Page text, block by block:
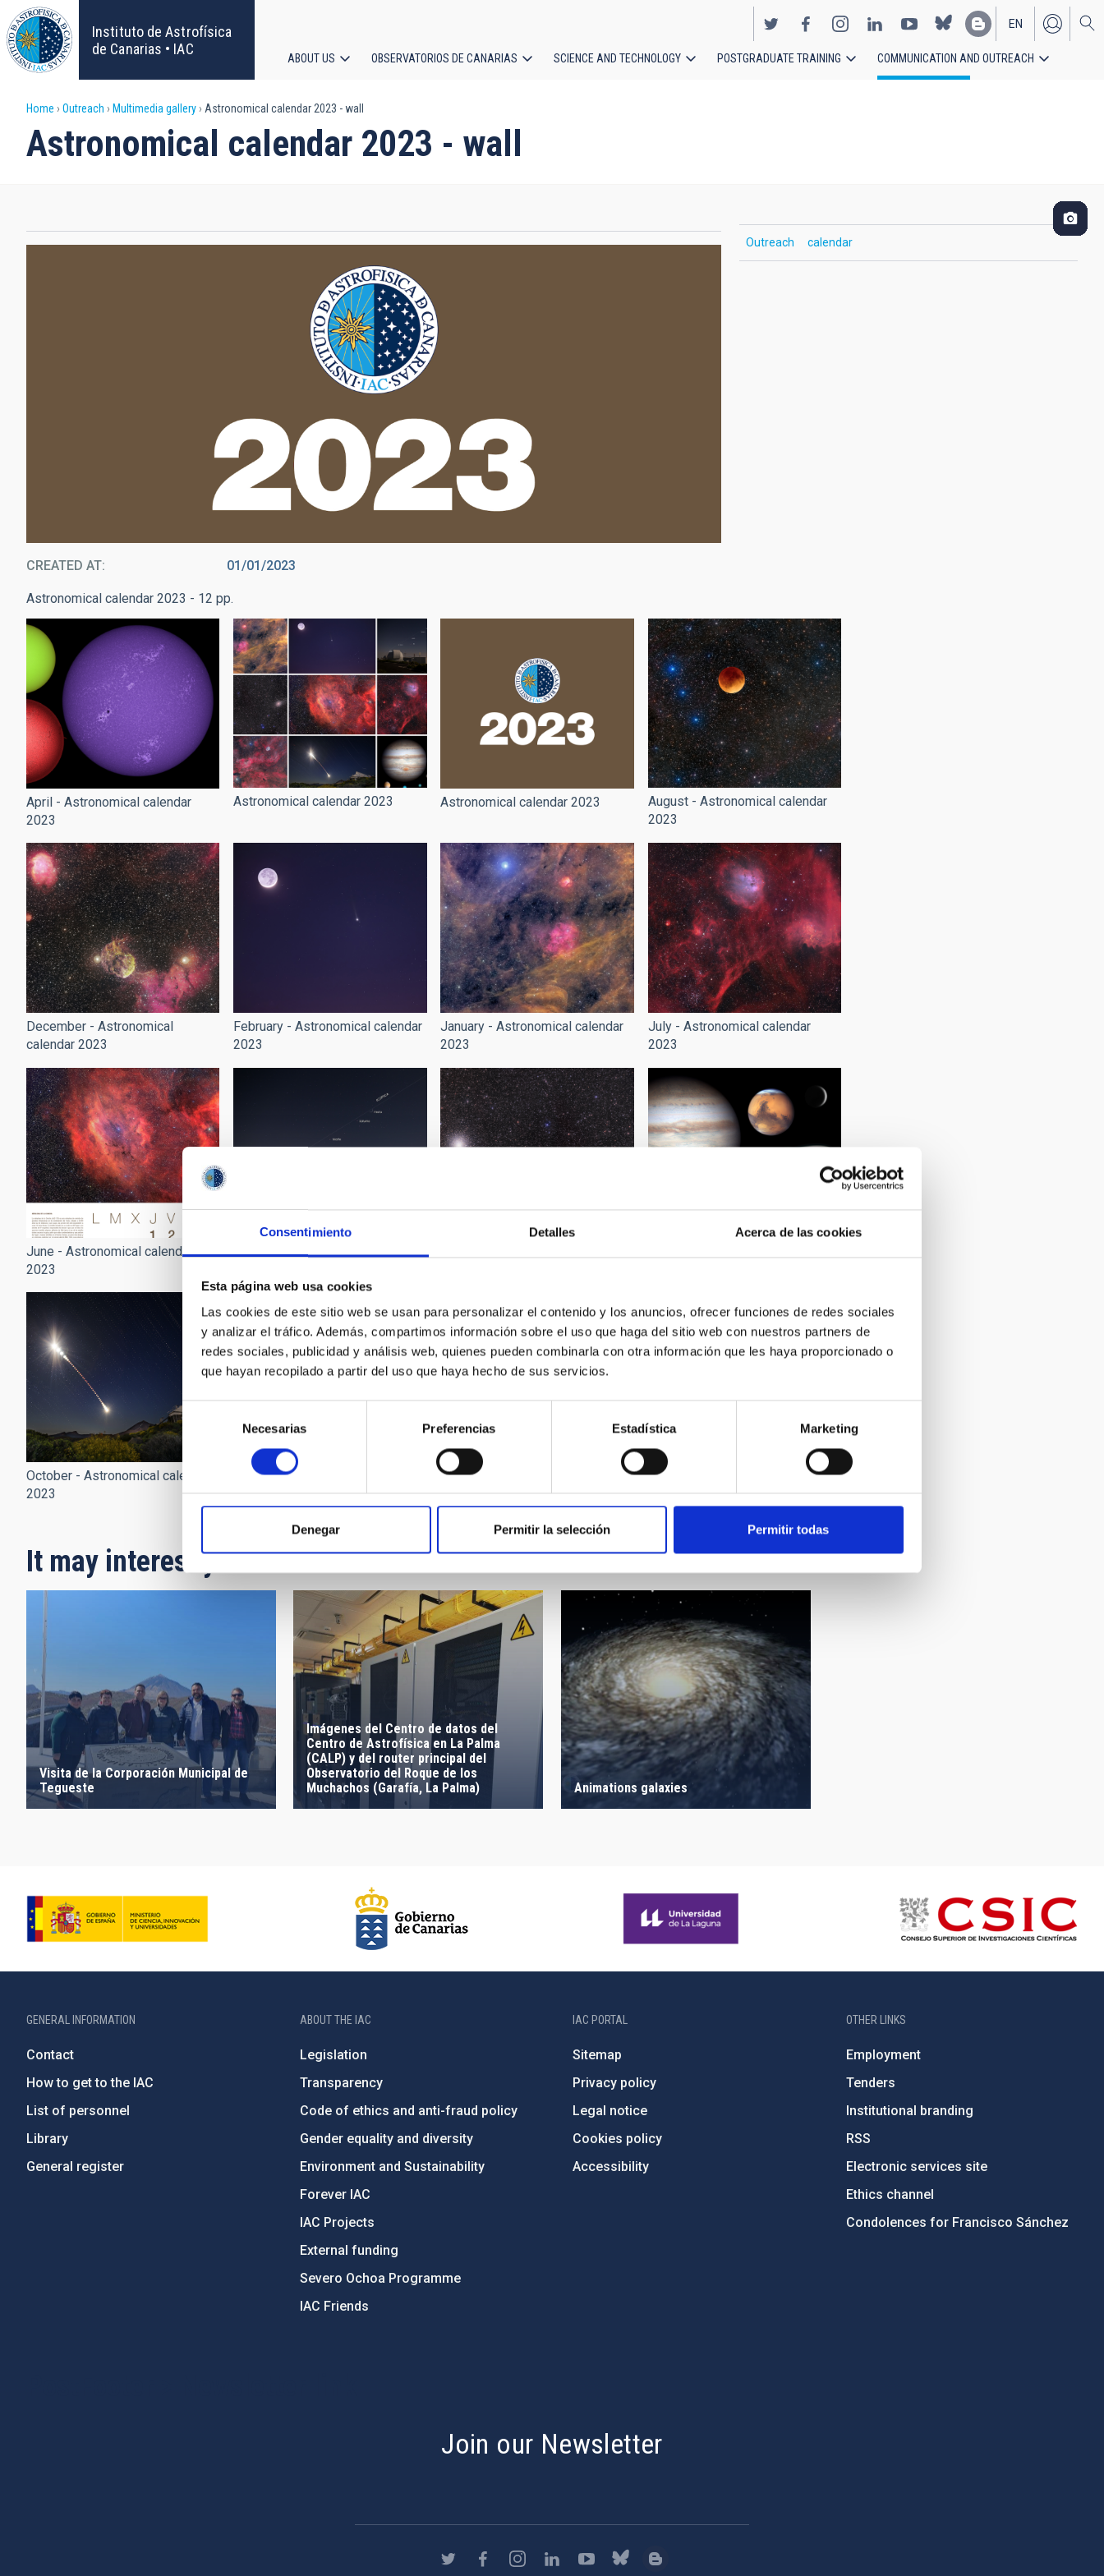
Consentimiento Detalles Acerca de las cookies
Esta página web usa cookies
Las cookies de este sitio web se usan para personalizar el contenido y los anuncios, ofrecer funciones de redes sociales
y analizar el tráfico. Además, compartimos información sobre el uso que haga del sitio web con nuestros partners de
redes sociales, publicidad y análisis web, quienes pueden combinarla con otra información que les haya proporcionado o
que hayan recopilado a partir del uso que haya hecho de sus servicios.
Selección
de
consentimiento
Necesarias Preferencias Estadística Marketing
Denegar Permitir la selección Permitir todas
Skip
to
main
content
Instituto de Astrofísica
de Canarias • IAC
EN
ES
navigation
ABOUT US OBSERVATORIOS DE CANARIAS SCIENCE AND TECHNOLOGY POSTGRADUATE TRAINING COMMUNICATION AND OUTREACH
Breadcrumb
Home Outreach Multimedia gallery Astronomical calendar 2023 - wall
Astronomical calendar 2023 - wall
CREATED AT 01/01/2023
Astronomical calendar 2023 - 12 pp.
Outreach calendar
April - Astronomical calendar
2023
Astronomical calendar 2023 Astronomical calendar 2023
August - Astronomical calendar
2023
December - Astronomical
calendar 2023
February - Astronomical calendar
2023
January - Astronomical calendar
2023
July - Astronomical calendar
2023
June - Astronomical calendar
2023
March - Astronomical calendar
October - Astronomical calendar
2023
September - Astronomical
calendar 2023
It may interest you
Visita de la Corporación Municipal de
Tegueste
Imágenes del Centro de datos del
Centro de Astrofísica en La Palma
(CALP) y del router principal del
Observatorio del Roque de los
Muchachos (Garafía, La Palma)
Animations galaxies
GENERAL INFORMATION
Contact
How to get to the IAC
List of personnel
Library
General register
ABOUT THE IAC
Legislation
Transparency
Code of ethics and anti-fraud policy
Gender equality and diversity
Environment and Sustainability
Forever IAC
IAC Projects
External funding
Severo Ochoa Programme
IAC Friends
IAC PORTAL
Sitemap
Privacy policy
Legal notice
Cookies policy
Accessibility
OTHER LINKS
Employment
Tenders
Institutional branding
RSS
Electronic services site
Ethics channel
Condolences for Francisco Sánchez
Join our Newsletter